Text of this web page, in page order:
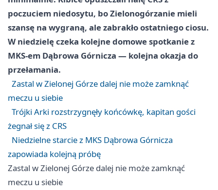
poczuciem niedosytu, bo Zielonogórzanie mieli
szansę na wygraną, ale zabrakło ostatniego ciosu.
W niedzielę czeka kolejne domowe spotkanie z
MKS-em Dąbrowa Górnicza — kolejna okazja do
przełamania.
Zastal w Zielonej Górze dalej nie może zamknąć
meczu u siebie
Trójki Arki rozstrzygnęły końcówkę, kapitan gości
żegnał się z CRS
Niedzielne starcie z MKS Dąbrowa Górnicza
zapowiada kolejną próbę
Zastal w Zielonej Górze dalej nie może zamknąć
meczu u siebie